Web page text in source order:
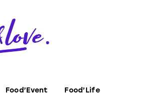
Food’Event Food’Life